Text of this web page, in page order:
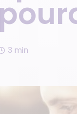
3 min